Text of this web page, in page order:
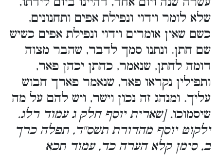
שלא לומר וידוי ונפילת אפים ותחנונים,
כשם שאין אומרים וידוי ונפילת אפים כשיש
שם חתן. ונתנו סמך לדבר, שהבר מצוה
דומה לחתן, שנאמר, כחתן יכהן פאר,
ותפילין נקראו פאר, שנאמר פארך חבוש
עליך. ומנהג זה נכון וישר, ויש להם על מה
שיסמוכו. [שארית יוסף חלק ג עמוד רלג.
ילקוט יוסף מהדורת תשס''ד, תפלה כרך
ב, סימן קלא הערה כד, עמוד תכא